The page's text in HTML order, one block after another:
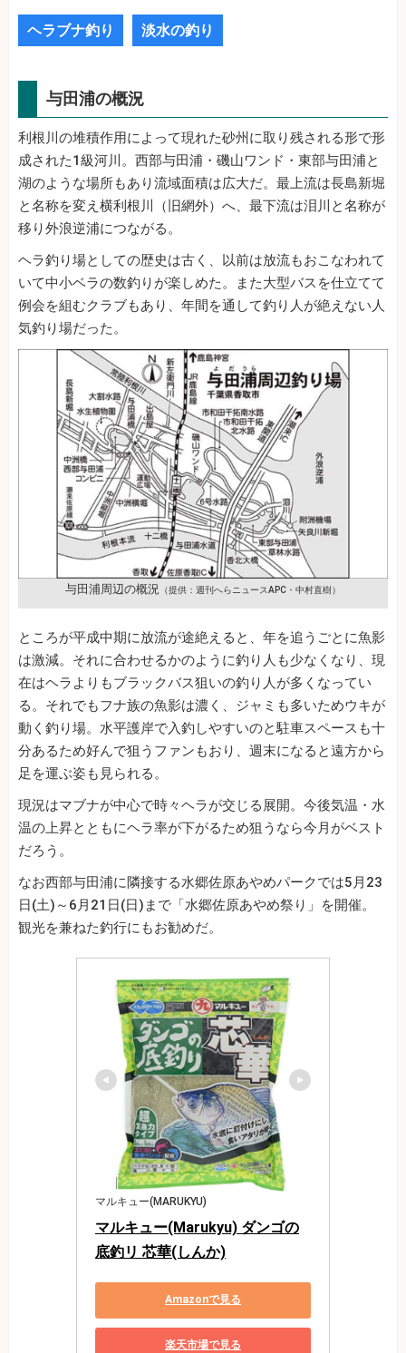
ヘラブナ釣り 淡水の釣り
与田浦の概況
利根川の堆積作用によって現れた砂州に取り残される形で形
成された1級河川。西部与田浦・磯山ワンド・東部与田浦と
湖のような場所もあり流域面積は広大だ。最上流は長島新堀
と名称を変え横利根川（旧網外）へ、最下流は泪川と名称が
移り外浪逆浦につながる。
ヘラ釣り場としての歴史は古く、以前は放流もおこなわれて
いて中小ベラの数釣りが楽しめた。また大型バスを仕立てて
例会を組むクラブもあり、年間を通して釣り人が絶えない人
気釣り場だった。
与田浦周辺の概況 （提供：週刊へらニュースAPC・中村直樹）
ところが平成中期に放流が途絶えると、年を追うごとに魚影
は激減。それに合わせるかのように釣り人も少なくなり、現
在はヘラよりもブラックバス狙いの釣り人が多くなってい
る。それでもフナ族の魚影は濃く、ジャミも多いためウキが
動く釣り場。水平護岸で入釣しやすいのと駐車スペースも十
分あるため好んで狙うファンもおり、週末になると遠方から
足を運ぶ姿も見られる。
現況はマブナが中心で時々ヘラが交じる展開。今後気温・水
温の上昇とともにヘラ率が下がるため狙うなら今月がベスト
だろう。
なお西部与田浦に隣接する水郷佐原あやめパークでは5月23
日(土)～6月21日(日)まで「水郷佐原あやめ祭り」を開催。
観光を兼ねた釣行にもお勧めだ。
マルキュー(MARUKYU)
マルキュー(Marukyu) ダンゴの
底釣リ 芯華(しんか)
Amazonで見る
楽天市場で見る